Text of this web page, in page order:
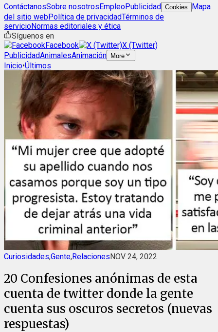
ContáctanosSobre nosotrosEmpleoPublicidad Cookies
Mapa
del sitio webPolítica de privacidadTérminos de
servicioNormas editoriales y ética
Síguenos en
Facebook
X (Twitter)
PublicidadAnimalesAnimación More
Inicio•Últimos
Curiosidades,Gente,RelacionesNOV 24, 2022
20 Confesiones anónimas de esta
cuenta de twitter donde la gente
cuenta sus oscuros secretos (nuevas
respuestas)